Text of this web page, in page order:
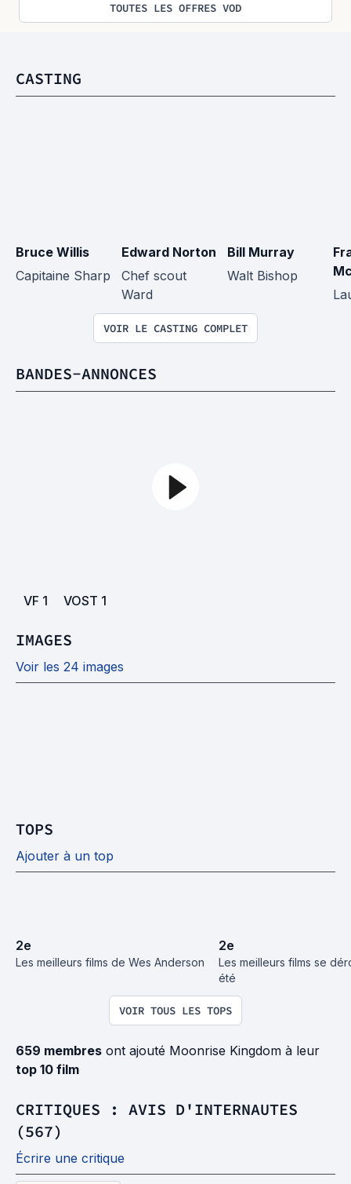
TOUTES LES OFFRES VOD
CASTING
Bruce Willis
Capitaine Sharp
Edward Norton
Chef scout
Ward
Bill Murray
Walt Bishop
VOIR LE CASTING COMPLET
BANDES-ANNONCES
VF 1 VOST 1
IMAGES
Voir les 24 images
TOPS
Ajouter à un top
2e
Les meilleurs films de Wes Anderson
2e
Les meilleurs films se
été
VOIR TOUS LES TOPS
659 membres ont ajouté Moonrise Kingdom à leur
top 10 film
CRITIQUES : AVIS D'INTERNAUTES
(567)
Écrire une critique